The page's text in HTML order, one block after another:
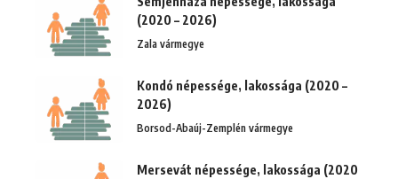
(2020 – 2026)
Zala vármegye
Kondó népessége, lakossága (2020 –
2026)
Borsod-Abaúj-Zemplén vármegye
Mersevát népessége, lakossága (2020